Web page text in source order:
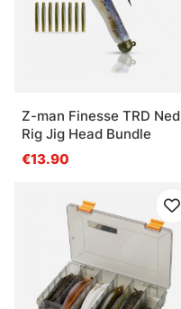
Z-man Finesse TRD Ned
Rig Jig Head Bundle
€13.90